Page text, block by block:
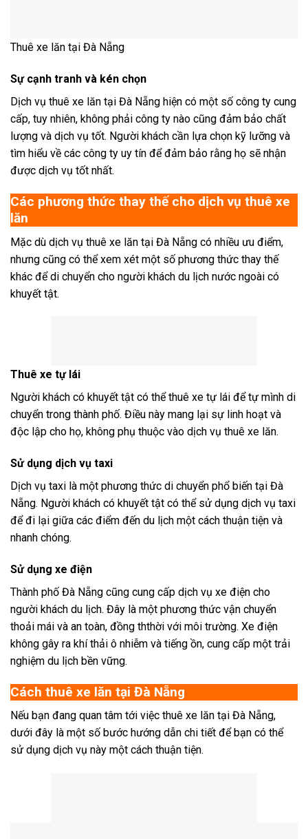
Thuê xe lăn tại Đà Nẵng
Sự cạnh tranh và kén chọn
Dịch vụ thuê xe lăn tại Đà Nẵng hiện có một số công ty cung
cấp, tuy nhiên, không phải công ty nào cũng đảm bảo chất
lượng và dịch vụ tốt. Người khách cần lựa chọn kỹ lưỡng và
tìm hiểu về các công ty uy tín để đảm bảo rằng họ sẽ nhận
được dịch vụ tốt nhất.
Các phương thức thay thế cho dịch vụ thuê xe
lăn
Mặc dù dịch vụ thuê xe lăn tại Đà Nẵng có nhiều ưu điểm,
nhưng cũng có thể xem xét một số phương thức thay thế
khác để di chuyển cho người khách du lịch nước ngoài có
khuyết tật.
Thuê xe tự lái
Người khách có khuyết tật có thể thuê xe tự lái để tự mình di
chuyển trong thành phố. Điều này mang lại sự linh hoạt và
độc lập cho họ, không phụ thuộc vào dịch vụ thuê xe lăn.
Sử dụng dịch vụ taxi
Dịch vụ taxi là một phương thức di chuyển phổ biến tại Đà
Nẵng. Người khách có khuyết tật có thể sử dụng dịch vụ taxi
để đi lại giữa các điểm đến du lịch một cách thuận tiện và
nhanh chóng.
Sử dụng xe điện
Thành phố Đà Nẵng cũng cung cấp dịch vụ xe điện cho
người khách du lịch. Đây là một phương thức vận chuyển
thoải mái và an toàn, đồng ththời với môi trường. Xe điện
không gây ra khí thải ô nhiễm và tiếng ồn, cung cấp một trải
nghiệm du lịch bền vững.
Cách thuê xe lăn tại Đà Nẵng
Nếu bạn đang quan tâm tới việc thuê xe lăn tại Đà Nẵng,
dưới đây là một số bước hướng dẫn chi tiết để bạn có thể
sử dụng dịch vụ này một cách thuận tiện.